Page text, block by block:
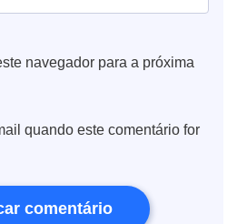
navegador para a próxima
quando este comentário for